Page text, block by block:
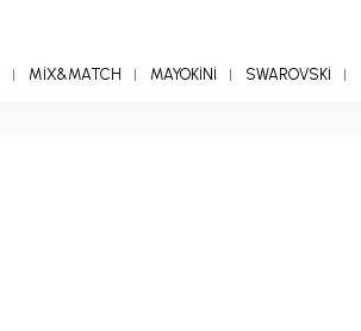
MİX&MATCH MAYOKİNİ SWAROVSKİ